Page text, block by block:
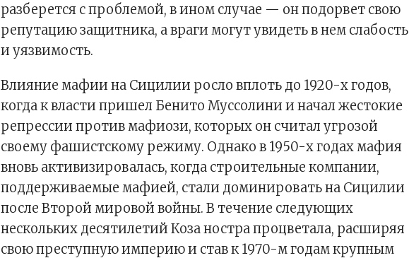
разберется с проблемой, в ином случае — он подорвет свою
репутацию защитника, а враги могут увидеть в нем слабость
и уязвимость.
Влияние мафии на Сицилии росло вплоть до 1920-х годов,
когда к власти пришел Бенито Муссолини и начал жестокие
репрессии против мафиози, которых он считал угрозой
своему фашистскому режиму. Однако в 1950-х годах мафия
вновь активизировалась, когда строительные компании,
поддерживаемые мафией, стали доминировать на Сицилии
после Второй мировой войны. В течение следующих
нескольких десятилетий Коза ностра процветала, расширяя
свою преступную империю и став к 1970-м годам крупным